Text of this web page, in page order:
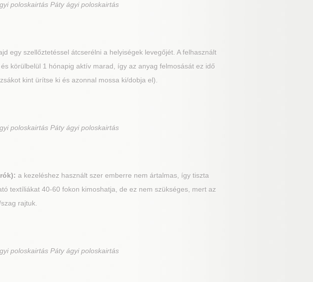
poloskairtás Páty ágyi poloskairtás
egy szellőztetéssel átcserélni a helyiségek levegőjét. A felhasznált
körülbelül 1 hónapig aktív marad, így az anyag felmosását ez idő
kint ürítse ki és azonnal mossa ki/dobja el).
poloskairtás Páty ágyi poloskairtás
a kezeléshez használt szer emberre nem ártalmas, így tiszta
textíliákat 40-60 fokon kimoshatja, de ez nem szükséges, mert az
rajtuk.
poloskairtás Páty ágyi poloskairtás